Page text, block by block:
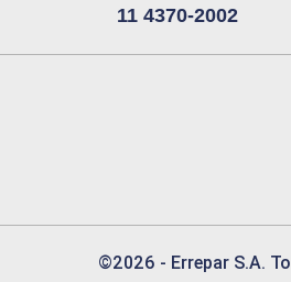
11 4370-2002
©2026 - Errepar S.A.